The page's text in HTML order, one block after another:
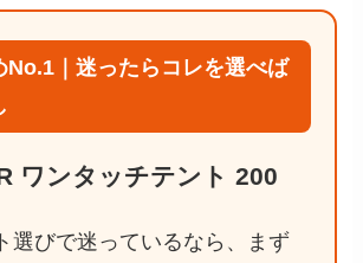
｜迷ったらコレを選べば
ワンタッチテント 200
選びで迷っているなら、まず